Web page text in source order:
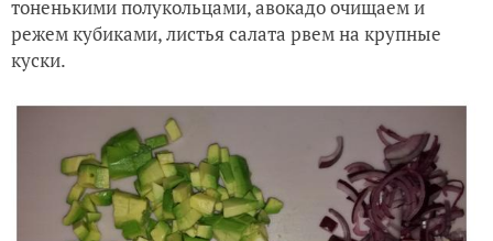
тоненькими полукольцами, авокадо очищаем и
режем кубиками, листья салата рвем на крупные
куски.